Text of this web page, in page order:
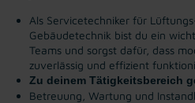
Als Servicetechniker für
Gebäudetechnik bist du ein
Teams und sorgst dafür, dass
zuverlässig und effizient
Zu deinem Tätigkeitsbereich
Betreuung, Wartung und